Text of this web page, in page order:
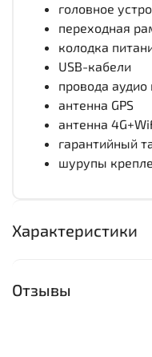
головное
переходная
колодка
USB-кабели
провода аудио
антенна GPS
антенна
гарантийный
шурупы
Характеристики
Отзывы